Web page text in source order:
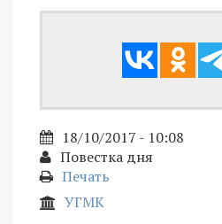
18/10/2017 - 10:08
Повестка дня
Печать
УГМК